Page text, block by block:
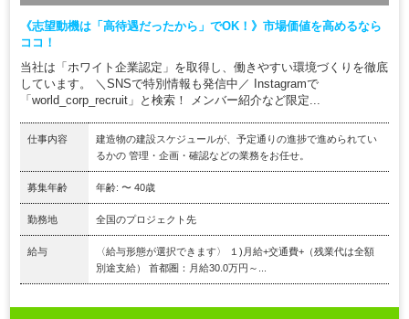
《志望動機は「高待遇だったから」でOK！》市場価値を高めるなら
ココ！
当社は「ホワイト企業認定」を取得し、働きやすい環境づくりを徹底
しています。 ＼SNSで特別情報も発信中／ Instagramで
「world_corp_recruit」と検索！ メンバー紹介など限定...
仕事内容
建造物の建設スケジュールが、予定通りの進捗で進められてい
るかの 管理・企画・確認などの業務をお任せ。
募集年齢 年齢: 〜 40歳
勤務地 全国のプロジェクト先
給与
〈給与形態が選択できます〉 １)月給+交通費+（残業代は全額
別途支給） 首都圏：月給30.0万円～...